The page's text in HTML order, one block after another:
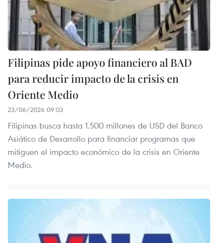
Filipinas pide apoyo financiero al BAD
para reducir impacto de la crisis en
Oriente Medio
23/06/2026 09:03
Filipinas busca hasta 1.500 millones de USD del Banco
Asiático de Desarrollo para financiar programas que
mitiguen el impacto económico de la crisis en Oriente
Medio.